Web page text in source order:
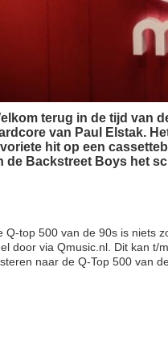
terug in de tijd van
van Paul Elstak.
hit op een
de Backstreet Boys het
Q-top 500 van de 90s is niets
door via Qmusic.nl. Dit kan t/
naar de Q-Top 500 van